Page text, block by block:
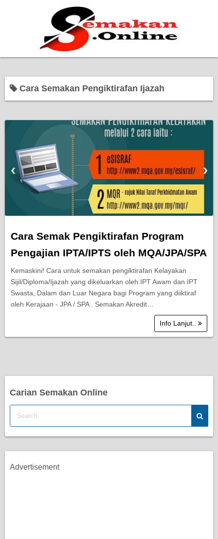
Bantuan Kerajaan
Pendidikan
Kerja Kosong Terkini
Cara Semakan Pengiktirafan Ijazah
Cara Semak Pengiktirafan Program
Pengajian IPTA/IPTS oleh MQA/JPA/SPA
Kemaskini! Cara untuk semakan pengiktirafan Kelayakan
Sijil/Diploma/Ijazah yang dikeluarkan oleh IPT Awam dan IPT
Swasta, Dalam dan Luar Negara bagi Program yang diiktiraf
oleh Kerajaan - JPA / SPA . Semakan Akredit…
Info Lanjut..
Carian Semakan Online
Advertisement